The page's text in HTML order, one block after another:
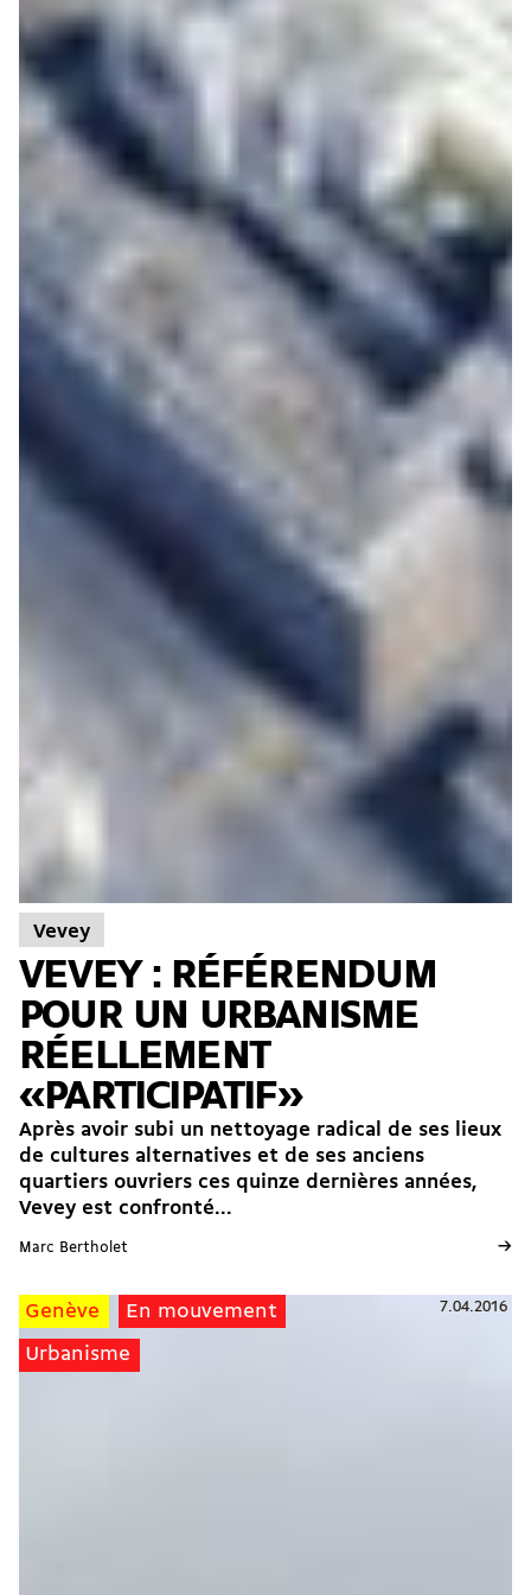
Vevey
VEVEY : RÉFÉRENDUM
POUR UN URBANISME
RÉELLEMENT
«PARTICIPATIF»
Après avoir subi un nettoyage radical de ses lieux
de cultures alternatives et de ses anciens
quartiers ouvriers ces quinze dernières années,
Vevey est confronté...
Marc Bertholet →
Genève En mouvement
Urbanisme
7.04.2016